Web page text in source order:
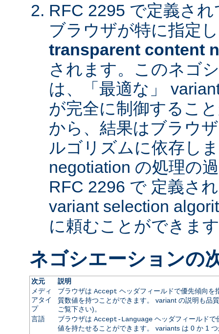
RFC 2295 で定義さ
ブラウザが特に指定
transparent content
されます。このネゴ
は、「最適な」
が完全に制御するこ
から、結果はブラウ
ルゴリズムに依存し
negotiation の処理の
RFC 2296 で 定義さ
variant selection
に頼むことができま
ネゴシエーションの
次元
説明
メディ
アタイ
プ
ブラウザは Accept ヘッダフィールドで優先傾向を
質数値を持つことができます。 variant の説明も品
ご覧下さい)。
言語
ブラウザは Accept-Languageヘッダフィールドで
値を持たせることができます。 variants は 0 か 1